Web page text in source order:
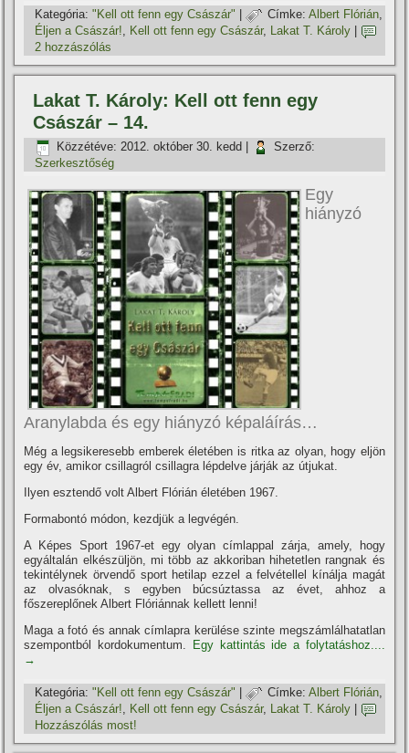
Kategória: "Kell ott fenn egy Császár" | Címke: Albert Flórián,
Éljen a Császár!, Kell ott fenn egy Császár, Lakat T. Károly
2 hozzászólás
Lakat T. Károly: Kell ott fenn egy
Császár – 14.
Közzétéve: 2012. október 30. kedd
Szerző:
Szerkesztőség
Egy
hiányzó
Aranylabda és egy hiányzó képaláí­rás…
Még a legsikeresebb emberek életében is ritka az olyan, hogy eljön
egy év, amikor csillagról csillagra lépdelve járják az útjukat.
Ilyen esztendő volt Albert Flórián életében 1967.
Formabontó módon, kezdjük a legvégén.
A Képes Sport 1967-et egy olyan cí­mlappal zárja, amely, hogy
egyáltalán elkészüljön, mi több az akkoriban hihetetlen rangnak és
tekintélynek örvendő sport hetilap ezzel a felvétellel kí­nálja magát
az olvasóknak, s egyben búcsúztassa az évet, ahhoz a
főszereplőnek Albert Flóriánnak kellett lenni!
Maga a fotó és annak cí­mlapra kerülése szinte megszámlálhatatlan
szempontból kordokumentum. Egy kattintás ide a folytatáshoz....
→
Kategória: "Kell ott fenn egy Császár" | Címke: Albert Flórián,
Éljen a Császár!, Kell ott fenn egy Császár, Lakat T. Károly
Hozzászólás most!